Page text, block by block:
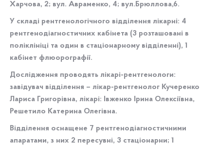
Харчова, 2; вул. Авраменко, 4; вул.Брюллова,6.
У складі рентгенологічного відділення лікарні: 4
рентгенодіагностичних кабінета (3 розташовані в
поліклініці та один в стаціонарному відділенні), 1
кабінет флюорографії.
Дослідження проводять лікарі-рентгенологи:
завідувач відділення – лікар-рентгенолог Кучеренко
Лариса Григорівна, лікарі: Івженко Ірина Олексіївна,
Решетило Катерина Олегівна.
Відділення оснащене 7 рентгенодіагностичними
апаратами, з них 2 пересувні, 3 стаціонарни; 1